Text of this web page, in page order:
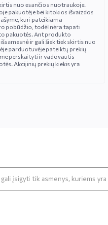
nuo esančios nuotraukoje.
pakuotėje bei kitokios išvaizdos
kuri pateikiama
pobūdžio, todėl nėra tapati
pakuotės. Ant produkto
ir gali šiek tiek skirtis nuo
parduotuvėje pateiktų prekių
perskaityti ir vadovautis
Akcijinių prekių kiekis yra
įsigyti tik asmenys, kuriems yra